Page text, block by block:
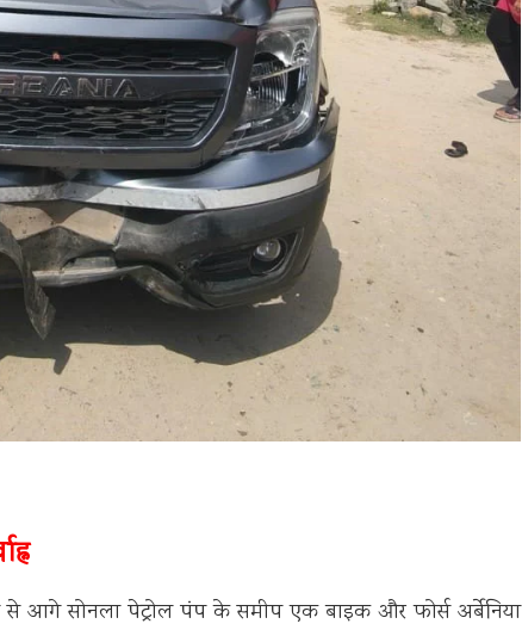
से आगे सोनला पेट्रोल पंप के समीप एक बाइक और फोर्स अर्बेनिया